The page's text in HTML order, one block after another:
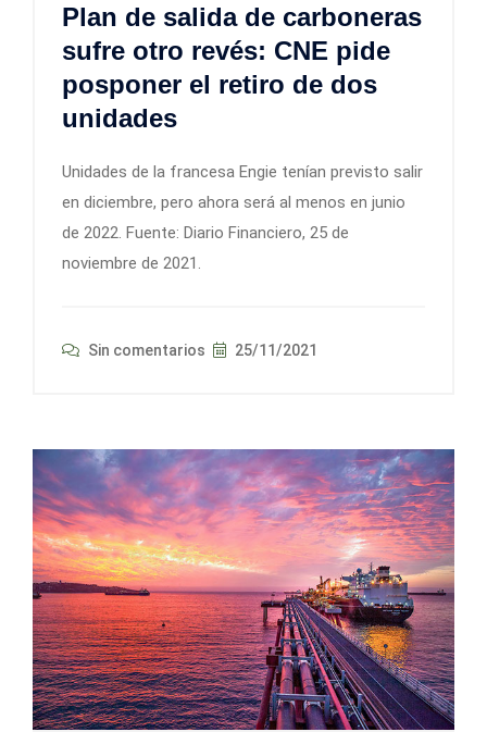
Plan de salida de carboneras
sufre otro revés: CNE pide
posponer el retiro de dos
unidades
Unidades de la francesa Engie tenían previsto salir
en diciembre, pero ahora será al menos en junio
de 2022. Fuente: Diario Financiero, 25 de
noviembre de 2021.
Sin comentarios 25/11/2021